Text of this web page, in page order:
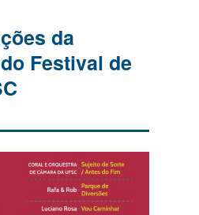
da
Festival de